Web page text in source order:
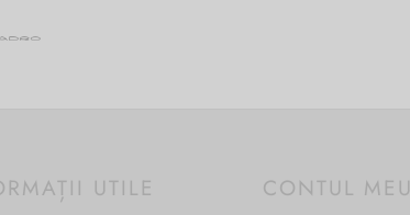
lei.
UTILE CONTUL MEU